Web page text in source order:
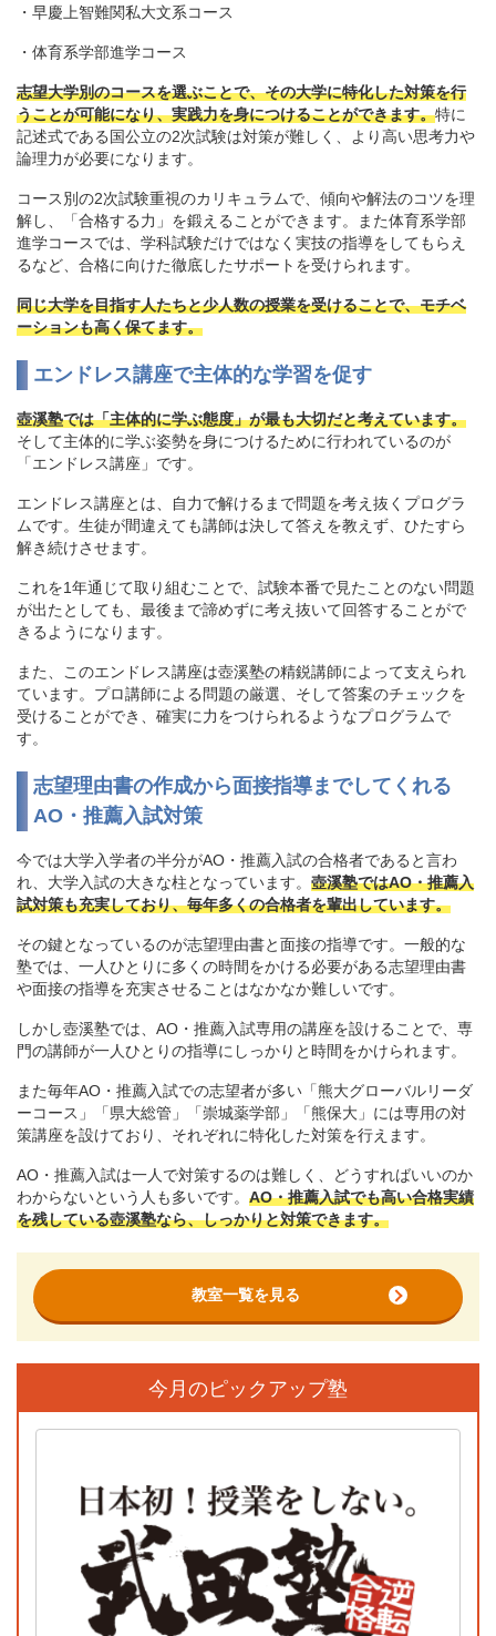
・早慶上智難関私大文系コース
・体育系学部進学コース
志望大学別のコースを選ぶことで、その大学に特化した対策を行
うことが可能になり、実践力を身につけることができます。特に
記述式である国公立の2次試験は対策が難しく、より高い思考力や
論理力が必要になります。
コース別の2次試験重視のカリキュラムで、傾向や解法のコツを理
解し、「合格する力」を鍛えることができます。また体育系学部
進学コースでは、学科試験だけではなく実技の指導をしてもらえ
るなど、合格に向けた徹底したサポートを受けられます。
同じ大学を目指す人たちと少人数の授業を受けることで、モチベ
ーションも高く保てます。
エンドレス講座で主体的な学習を促す
壺溪塾では「主体的に学ぶ態度」が最も大切だと考えています。
そして主体的に学ぶ姿勢を身につけるために行われているのが
「エンドレス講座」です。
エンドレス講座とは、自力で解けるまで問題を考え抜くプログラ
ムです。生徒が間違えても講師は決して答えを教えず、ひたすら
解き続けさせます。
これを1年通じて取り組むことで、試験本番で見たことのない問題
が出たとしても、最後まで諦めずに考え抜いて回答することがで
きるようになります。
また、このエンドレス講座は壺溪塾の精鋭講師によって支えられ
ています。プロ講師による問題の厳選、そして答案のチェックを
受けることができ、確実に力をつけられるようなプログラムで
す。
志望理由書の作成から面接指導までしてくれる
AO・推薦入試対策
今では大学入学者の半分がAO・推薦入試の合格者であると言わ
れ、大学入試の大きな柱となっています。 壺溪塾ではAO・推薦入
試対策も充実しており、毎年多くの合格者を輩出しています。
その鍵となっているのが志望理由書と面接の指導です。一般的な
塾では、一人ひとりに多くの時間をかける必要がある志望理由書
や面接の指導を充実させることはなかなか難しいです。
しかし壺溪塾では、AO・推薦入試専用の講座を設けることで、専
門の講師が一人ひとりの指導にしっかりと時間をかけられます。
また毎年AO・推薦入試での志望者が多い「熊大グローバルリーダ
ーコース」「県大総管」「崇城薬学部」「熊保大」には専用の対
策講座を設けており、それぞれに特化した対策を行えます。
AO・推薦入試は一人で対策するのは難しく、どうすればいいのか
わからないという人も多いです。 AO・推薦入試でも高い合格実績
を残している壺溪塾なら、しっかりと対策できます。
教室一覧を見る
今月のピックアップ塾